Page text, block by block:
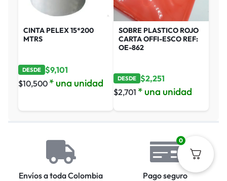
CINTA PELEX 15*200
MTRS
DESDE $9,101
$10,500 * una unidad
SOBRE PLASTICO ROJO
CARTA OFFI-ESCO REF:
OE-862
DESDE $2,251
$2,701 * una unidad
Envíos a toda Colombia Pago seguro
0